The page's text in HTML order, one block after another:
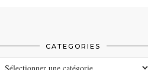
CATEGORIES
CATEGORIES